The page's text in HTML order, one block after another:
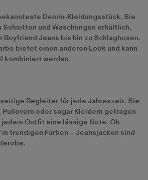
Denim-Kleidungsstück. Sie
Schnitten und Waschungen erhältlich,
Boyfriend Jeans bis hin zu Schlaghosen.
bietet einen anderen Look und kann
kombiniert werden.
Begleiter für jede Jahreszeit. Sie
oder sogar Kleidern getragen
Outfit eine lässige Note. Ob
trendigen Farben – Jeansjacken sind